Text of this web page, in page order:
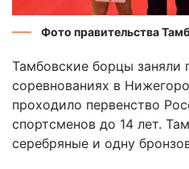
Фото правительства
Тамбовские борцы заняли
соревнованиях в
проходило первенство
спортсменов до 14 лет.
серебряные и одну